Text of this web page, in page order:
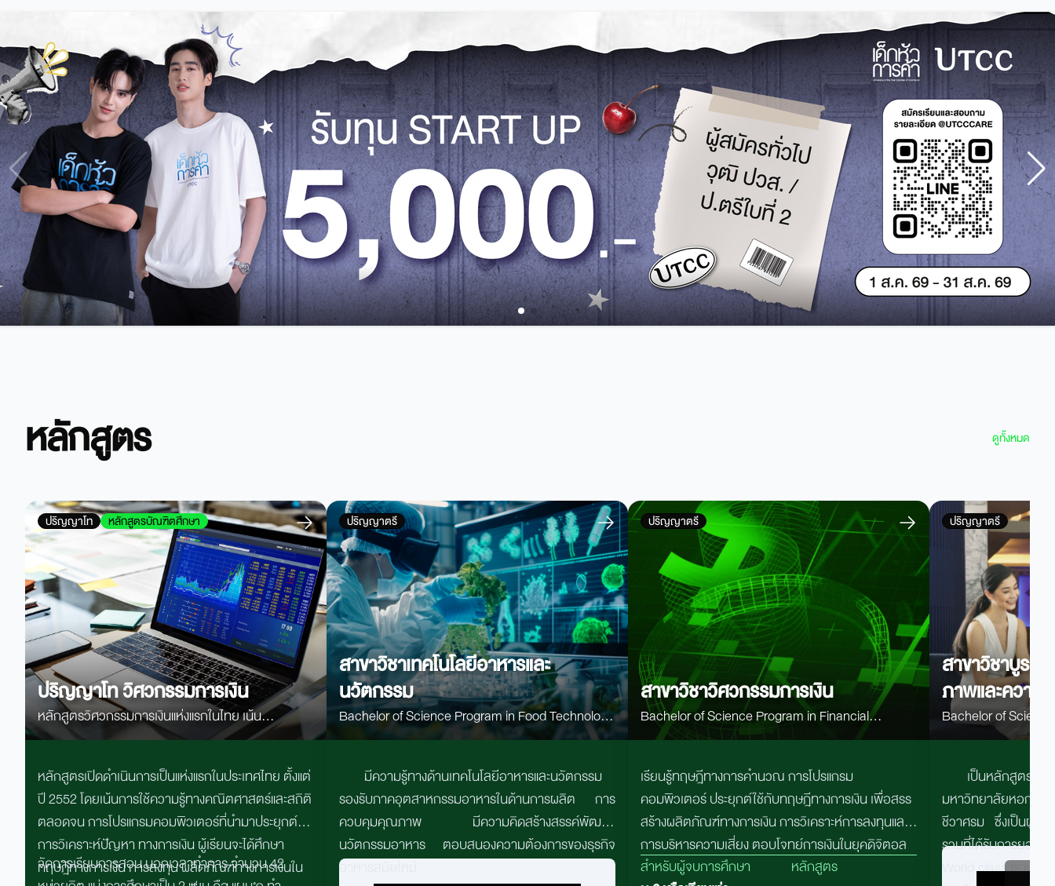
หลักสูตร ดูทั้งหมด
ปริญญาโท หลักสูตรบัณฑิตศึกษา
ปริญญาโท วิศวกรรมการเงิน
หลักสูตรวิศวกรรมการเงินแห่งแรกในไทย เน้น
คณิตศาสตร์ สถิติ Programming และ AI เพื่อสร้างผู้
เชี่ยวชาญด้านการเงิน การลงทุน และตลาดทุนยุคใหม่
หลักสูตรเปิดดำเนินการเป็นแห่งแรกในประเทศไทย ตั้งแต่
ปี2552โดยเน้นการใช้ความรู้ทางคณิตศาสตร์และสถิติ
ตลอดจน การโปรแกรมคอมพิวเตอร์ที่นำมาประยุกต์ใน
การวิเคราะห์ปัญหา ทางการเงิน ผู้เรียนจะได้ศึกษา
ทฤษฎีทางการเงิน การลงทุน ผลิตภัณฑ์ทางการเงินใน
จัดการเรียนการสอน นอกเวลาทำการ จํานวน 42
ปริญญาตรี
สาขาวิชาเทคโนโลยีอาหารและ
นวัตกรรม
Bachelor of Science Program in Food Technology
and Innovation (FTI)
มีความรู้ทางด้านเทคโนโลยีอาหารและนวัตกรรม
รองรับภาคอุตสาหกรรมอาหารในด้านการผลิต การ
ควบคุมคุณภาพ มีความคิดสร้างสรรค์พัฒนา
นวัตกรรมอาหาร ตอบสนองความต้องการของธุรกิจ
อาหารสมัยใหม่
ปริญญาตรี
สาขาวิชาวิศวกรรมการเงิน
Bachelor of Science Program in Financial
Engineering
เรียนรู้ทฤษฎีทางการคำนวณ การโปรแกรม
คอมพิวเตอร์ ประยุกต์ใช้กับทฤษฎีทางการเงิน เพื่อสรร
สร้างผลิตภัณฑ์ทางการเงิน การวิเคราะห์การลงทุนและ
การบริหารความเสี่ยง ตอบโจทย์การเงินในยุคดิจิตอล
สำหรับผู้จบการศึกษา
หลักสูตร
ปริญญาตรี
สาขาวิชาบูรณ
ภาพและความ
Bachelor of Science
Wellness and
เป็นหลักสูตรที่เ
มหาวิทยาลัยหอการค้
ชีวาศรม ซึ่งเป็นผู้ปร
รวมที่ได้รับการยอมรั
World class เรามั่